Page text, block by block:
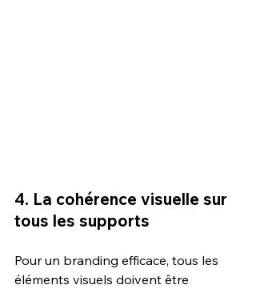
4. La cohérence visuelle sur
tous les supports
Pour un branding efficace, tous les
éléments visuels doivent être